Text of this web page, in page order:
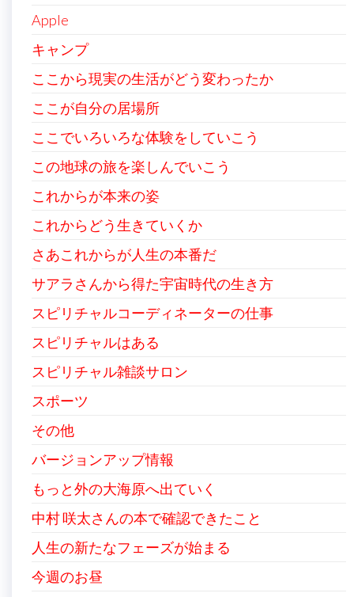
Apple
キャンプ
ここから現実の生活がどう変わったか
ここが自分の居場所
ここでいろいろな体験をしていこう
この地球の旅を楽しんでいこう
これからが本来の姿
これからどう生きていくか
さあこれからが人生の本番だ
サアラさんから得た宇宙時代の生き方
スピリチャルコーディネーターの仕事
スピリチャルはある
スピリチャル雑談サロン
スポーツ
その他
バージョンアップ情報
もっと外の大海原へ出ていく
中村 咲太さんの本で確認できたこと
人生の新たなフェーズが始まる
今週のお昼